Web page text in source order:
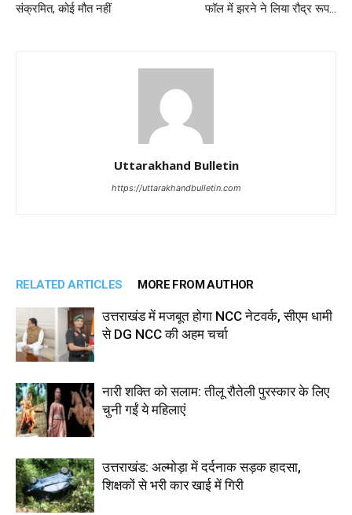
संक्रमित, कोई मौत नहीं
फॉल में झरने ने लिया रौद्र रूप…
Uttarakhand Bulletin
https://uttarakhandbulletin.com
RELATED ARTICLES MORE FROM AUTHOR
उत्तराखंड में मजबूत होगा NCC नेटवर्क, सीएम धामी
से DG NCC की अहम चर्चा
नारी शक्ति को सलाम: तीलू रौतेली पुरस्कार के लिए
चुनी गईं ये महिलाएं
उत्तराखंड: अल्मोड़ा में दर्दनाक सड़क हादसा,
शिक्षकों से भरी कार खाई में गिरी